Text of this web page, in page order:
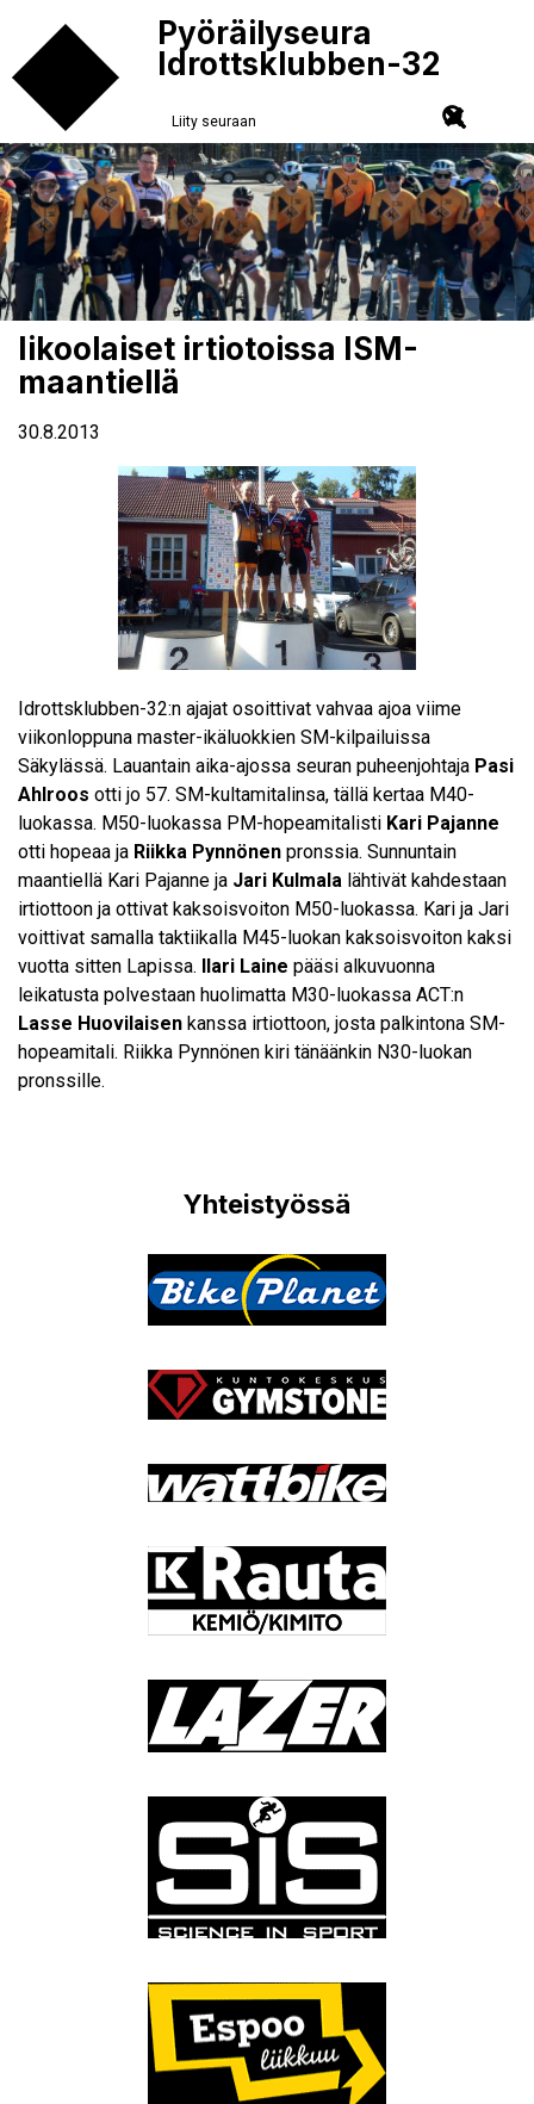
Pyöräilyseura
Idrottsklubben-32
Liity seuraan
Iikoolaiset irtiotoissa ISM-
maantiellä
30.8.2013
Idrottsklubben-32:n ajajat osoittivat vahvaa ajoa viime
viikonloppuna master-ikäluokkien SM-kilpailuissa
Säkylässä. Lauantain aika-ajossa seuran puheenjohtaja Pasi
Ahlroos otti jo 57. SM-kultamitalinsa, tällä kertaa M40-
luokassa. M50-luokassa PM-hopeamitalisti Kari Pajanne
otti hopeaa ja Riikka Pynnönen pronssia. Sunnuntain
maantiellä Kari Pajanne ja Jari Kulmala lähtivät kahdestaan
irtiottoon ja ottivat kaksoisvoiton M50-luokassa. Kari ja Jari
voittivat samalla taktiikalla M45-luokan kaksoisvoiton kaksi
vuotta sitten Lapissa. Ilari Laine pääsi alkuvuonna
leikatusta polvestaan huolimatta M30-luokassa ACT:n
Lasse Huovilaisen kanssa irtiottoon, josta palkintona SM-
hopeamitali. Riikka Pynnönen kiri tänäänkin N30-luokan
pronssille.
Yhteistyössä